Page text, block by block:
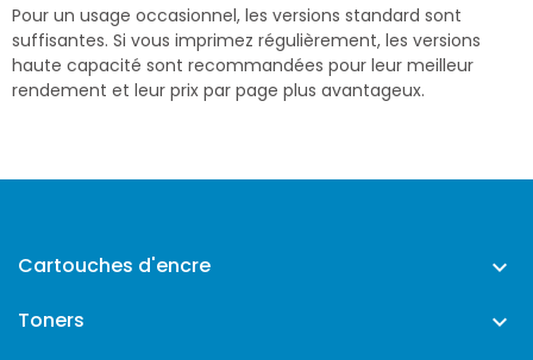
Pour un usage occasionnel, les versions standard sont
suffisantes. Si vous imprimez régulièrement, les versions
haute capacité sont recommandées pour leur meilleur
rendement et leur prix par page plus avantageux.
Cartouches d'encre 
Toners 